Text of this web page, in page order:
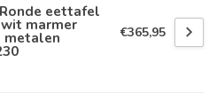
eettafel
wit marmer
metalen €365,95